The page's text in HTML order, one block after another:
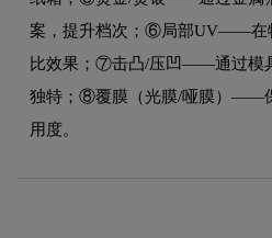
案，提升档次；⑥局部UV——在
比效果；⑦击凸/压凹——通过模
独特；⑧覆膜（光膜/哑膜）——
用度。